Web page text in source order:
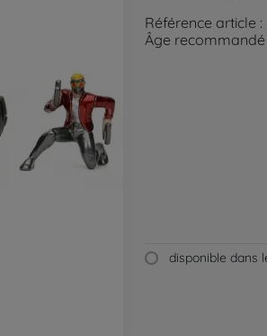
Référence article :
Âge recommandé
disponible dans